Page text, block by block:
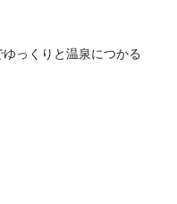
っくりと温泉につかる